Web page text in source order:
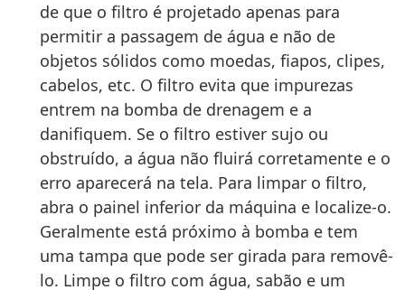
de que o filtro é projetado apenas para
permitir a passagem de água e não de
objetos sólidos como moedas, fiapos, clipes,
cabelos, etc. O filtro evita que impurezas
entrem na bomba de drenagem e a
danifiquem. Se o filtro estiver sujo ou
obstruído, a água não fluirá corretamente e o
erro aparecerá na tela. Para limpar o filtro,
abra o painel inferior da máquina e localize-o.
Geralmente está próximo à bomba e tem
uma tampa que pode ser girada para removê-
lo. Limpe o filtro com água, sabão e um